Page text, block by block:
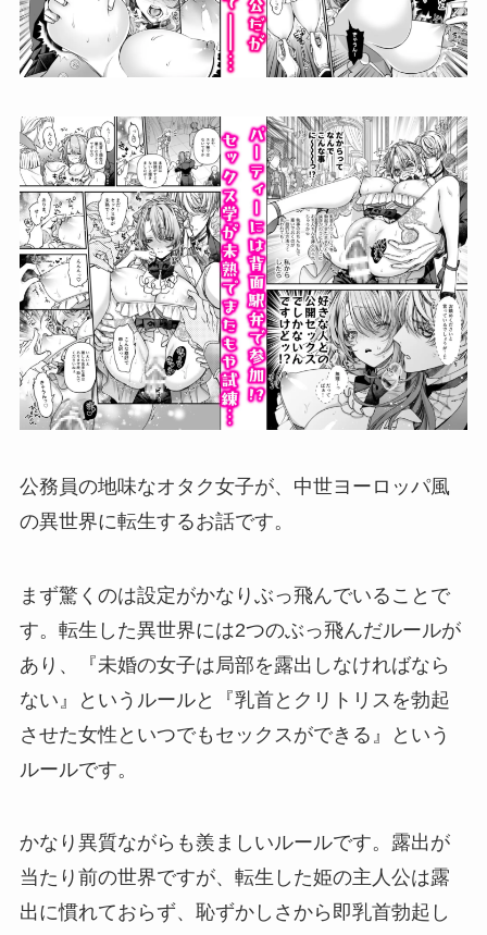
公務員の地味なオタク女子が、中世ヨーロッパ風
の異世界に転生するお話です。
まず驚くのは設定がかなりぶっ飛んでいることで
す。転生した異世界には2つのぶっ飛んだルールが
あり、『未婚の女子は局部を露出しなければなら
ない』というルールと『乳首とクリトリスを勃起
させた女性といつでもセックスができる』という
ルールです。
かなり異質ながらも羨ましいルールです。露出が
当たり前の世界ですが、転生した姫の主人公は露
出に慣れておらず、恥ずかしさから即乳首勃起し